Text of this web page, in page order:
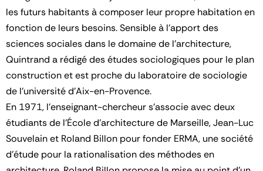
les futurs habitants à composer leur propre habitation en
fonction de leurs besoins. Sensible à l'apport des
sciences sociales dans le domaine de l'architecture,
Quintrand a rédigé des études sociologiques pour le plan
construction et est proche du laboratoire de sociologie
de l'université d'Aix-en-Provence.
En 1971, l'enseignant-chercheur s'associe avec deux
étudiants de l'École d'architecture de Marseille, Jean-Luc
Souvelain et Roland Billon pour fonder ERMA, une société
d'étude pour la rationalisation des méthodes en